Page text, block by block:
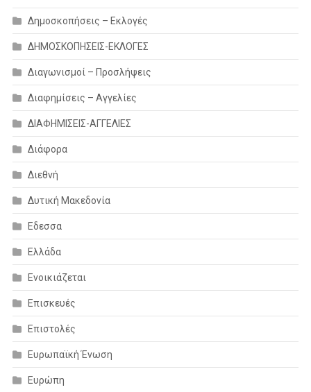
Δημοσκοπήσεις – Εκλογές
ΔΗΜΟΣΚΟΠΗΣΕΙΣ-ΕΚΛΟΓΕΣ
Διαγωνισμοί – Προσλήψεις
Διαφημίσεις – Αγγελίες
ΔΙΑΦΗΜΙΣΕΙΣ-ΑΓΓΕΛΙΕΣ
Διάφορα
Διεθνή
Δυτική Μακεδονία
Εδεσσα
Ελλάδα
Ενοικιάζεται
Επισκευές
Επιστολές
Ευρωπαϊκή Ένωση
Ευρώπη